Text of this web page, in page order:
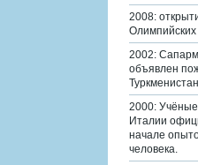
2008:
Олимпийских
2002:
объявлен
2000:
Италии
начале
человека.